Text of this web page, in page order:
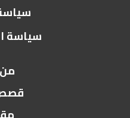
سياسة